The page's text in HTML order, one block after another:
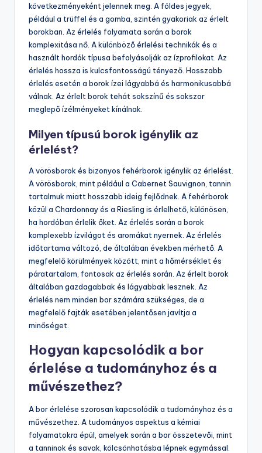
következményeként jelennek meg. A földes jegyek,
például a trüffel és a gomba, szintén gyakoriak az érlelt
borokban. Az érlelés folyamata során a borok
komplexitása nő. A különböző érlelési technikák és a
használt hordók típusa befolyásolják az ízprofilokat. Az
érlelés hossza is kulcsfontosságú tényező. Hosszabb
érlelés esetén a borok ízei lágyabbá és harmonikusabbá
válnak. Az érlelt borok tehát sokszínű és sokszor
meglepő ízélményeket kínálnak.
Milyen típusú borok igénylik az
érlelést?
A vörösborok és bizonyos fehérborok igénylik az érlelést.
A vörösborok, mint például a Cabernet Sauvignon, tannin
tartalmuk miatt hosszabb ideig fejlődnek. A fehérborok
közül a Chardonnay és a Riesling is érlelhető, különösen,
ha hordóban érlelik őket. Az érlelés során a borok
komplexebb ízvilágot és aromákat nyernek. Az érlelés
időtartama változó, de általában években mérhető. A
megfelelő körülmények között, mint a hőmérséklet és
páratartalom, fontosak az érlelés során. Az érlelt borok
általában gazdagabbak és lágyabbak lesznek. Az
érlelés nem minden bor számára szükséges, de a
megfelelő fajták esetében jelentősen javítja a
minőséget.
Hogyan kapcsolódik a bor
érlelése a tudományhoz és a
művészethez?
A bor érlelése szorosan kapcsolódik a tudományhoz és a
művészethez. A tudományos aspektus a kémiai
folyamatokra épül, amelyek során a bor összetevői, mint
a tanninok és savak, kölcsönhatásba lépnek egymással.